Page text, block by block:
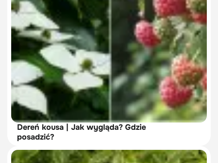
Dereń kousa | Jak wygląda? Gdzie
posadzić?